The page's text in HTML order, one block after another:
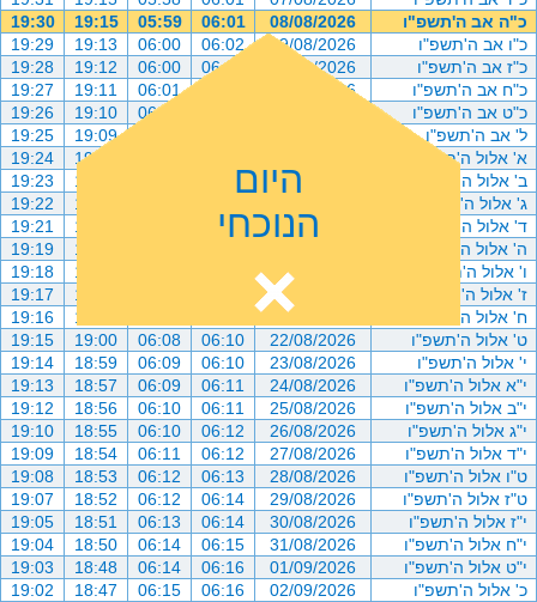
כ"ה אב ה'תשפ"ו
08/08/2026
06:01
05:59
19:15
19:30
כ"ו אב ה'תשפ"ו
09/08/2026
06:02
06:00
19:13
19:29
כ"ז אב ה'תשפ"ו
10/08/2026
06:02
06:00
19:12
19:28
כ"ח אב ה'תשפ"ו
11/08/2026
06:01
19:11
19:27
כ"ט אב ה'תשפ"ו
06:02
19:10
19:26
ל' אב ה'תשפ"ו
19:09
19:25
א' אלול ה'תשפ"ו
19:08
19:24
ב' אלול ה'תשפ"ו
15/08/2026
19:07
19:23
ג' אלול ה'תשפ"ו
19:06
19:22
ד' אלול ה'תשפ"ו
17/08/2026
06:07
19:05
19:21
ה' אלול ה'תשפ"ו
19:04
19:19
ו' אלול ה'תשפ"ו
19/08/2026
19:03
19:18
ז' אלול ה'תשפ"ו
20/08/2026
19:02
19:17
ח' אלול ה'תשפ"ו
21/08/2026
19:01
19:16
ט' אלול ה'תשפ"ו
22/08/2026
06:10
06:08
19:00
19:15
י' אלול ה'תשפ"ו
23/08/2026
06:10
06:09
18:59
19:14
י"א אלול ה'תשפ"ו
24/08/2026
06:11
06:09
18:57
19:13
י"ב אלול ה'תשפ"ו
25/08/2026
06:11
06:10
18:56
19:12
י"ג אלול ה'תשפ"ו
26/08/2026
06:12
06:10
18:55
19:10
י"ד אלול ה'תשפ"ו
27/08/2026
06:12
06:11
18:54
19:09
ט"ו אלול ה'תשפ"ו
28/08/2026
06:13
06:12
18:53
19:08
ט"ז אלול ה'תשפ"ו
29/08/2026
06:14
06:12
18:52
19:07
י"ז אלול ה'תשפ"ו
30/08/2026
06:14
06:13
18:51
19:05
י"ח אלול ה'תשפ"ו
31/08/2026
06:15
06:14
18:50
19:04
י"ט אלול ה'תשפ"ו
01/09/2026
06:16
06:14
18:48
19:03
כ' אלול ה'תשפ"ו
02/09/2026
06:16
06:15
18:47
19:02
היום
הנוכחי